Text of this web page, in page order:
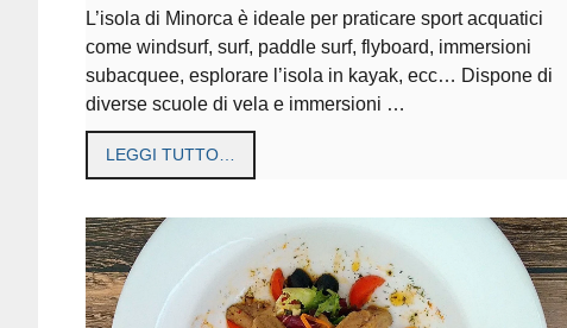
L’isola di Minorca è ideale per praticare sport acquatici
come windsurf, surf, paddle surf, flyboard, immersioni
subacquee, esplorare l’isola in kayak, ecc… Dispone di
diverse scuole di vela e immersioni …
LEGGI TUTTO…